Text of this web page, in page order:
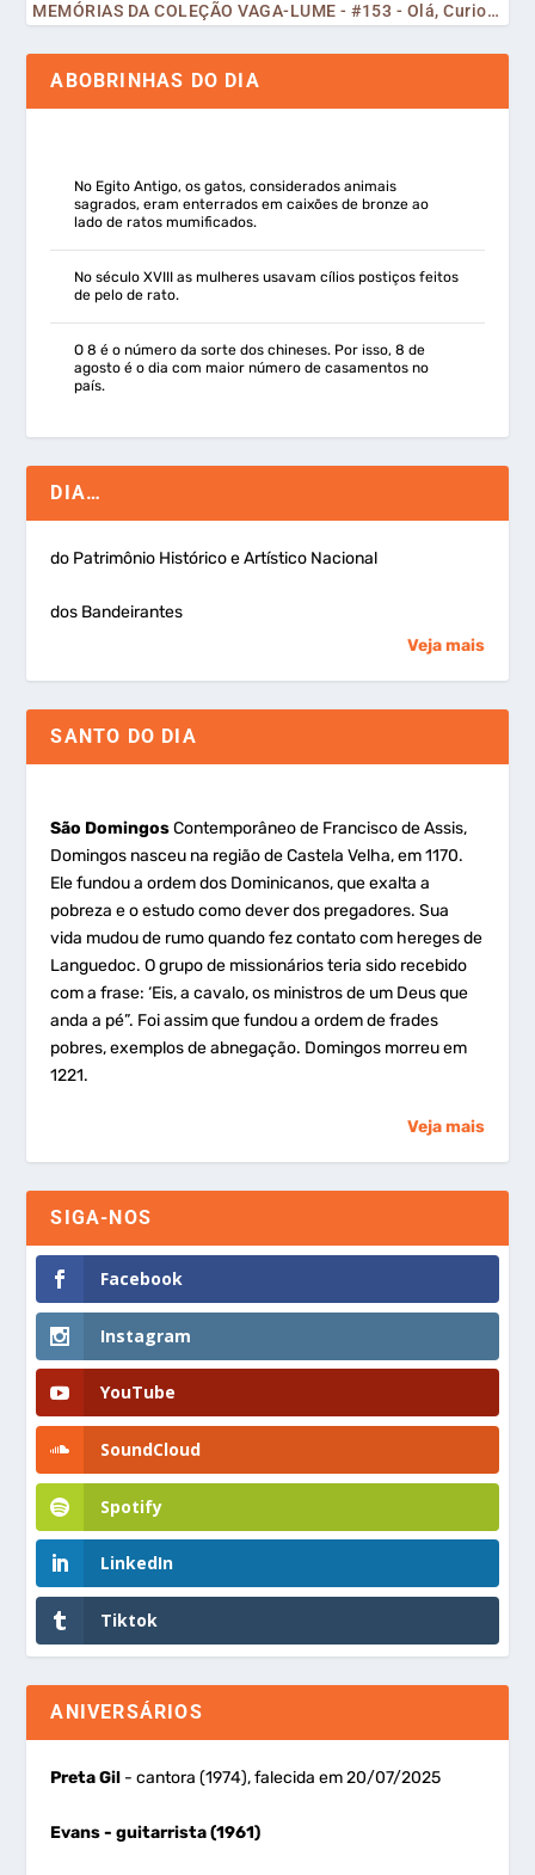
MEMÓRIAS DA COLEÇÃO VAGA-LUME - #153 - Olá, Curiosos! 2023
ABOBRINHAS DO DIA
No Egito Antigo, os gatos, considerados animais
sagrados, eram enterrados em caixões de bronze ao
lado de ratos mumificados.
No século XVIII as mulheres usavam cílios postiços feitos
de pelo de rato.
O 8 é o número da sorte dos chineses. Por isso, 8 de
agosto é o dia com maior número de casamentos no
país.
DIA…
do Patrimônio Histórico e Artístico Nacional
dos Bandeirantes
Veja mais
SANTO DO DIA
São DomingosContemporâneo de Francisco de Assis,
Domingos nasceu na região de Castela Velha, em 1170.
Ele fundou a ordem dos Dominicanos, que exalta a
pobreza e o estudo como dever dos pregadores. Sua
vida mudou de rumo quando fez contato com hereges de
Languedoc. O grupo de missionários teria sido recebido
com a frase: ‘Eis, a cavalo, os ministros de um Deus que
anda a pé”. Foi assim que fundou a ordem de frades
pobres, exemplos de abnegação. Domingos morreu em
1221.
Veja mais
SIGA-NOS
Facebook
Instagram
YouTube
SoundCloud
Spotify
LinkedIn
Tiktok
ANIVERSÁRIOS
Preta Gil - cantora (1974), falecida em 20/07/2025
Evans- guitarrista (1961)